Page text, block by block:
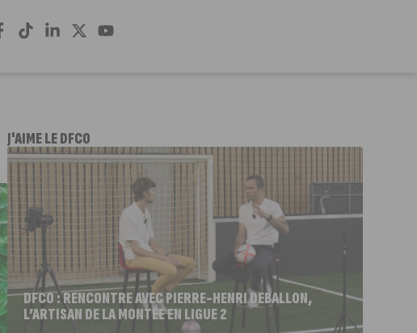
J'AIME LE DFCO
DFCO : RENCONTRE AVEC PIERRE-HENRI DEBALLON,
L’ARTISAN DE LA MONTÉE EN LIGUE 2